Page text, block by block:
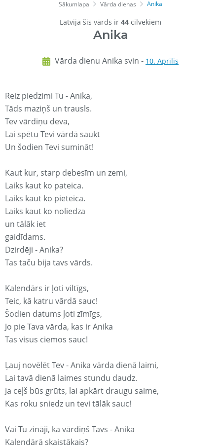
Sākumlapa Vārda dienas Anika
Latvijā šis vārds ir 44 cilvēkiem
Anika
Vārda dienu Anika svin - 10. Aprīlis
Reiz piedzimi Tu - Anika,
Tāds maziņš un trausls.
Tev vārdiņu deva,
Lai spētu Tevi vārdā saukt
Un šodien Tevi sumināt!
Kaut kur, starp debesīm un zemi,
Laiks kaut ko pateica.
Laiks kaut ko pieteica.
Laiks kaut ko noliedza
un tālāk iet
gaidīdams.
Dzirdēji - Anika?
Tas taču bija tavs vārds.
Kalendārs ir ļoti viltīgs,
Teic, kā katru vārdā sauc!
Šodien datums ļoti zīmīgs,
Jo pie Tava vārda, kas ir Anika
Tas visus ciemos sauc!
Ļauj novēlēt Tev - Anika vārda dienā laimi,
Lai tavā dienā laimes stundu daudz.
Ja ceļš būs grūts, lai apkārt draugu saime,
Kas roku sniedz un tevi tālāk sauc!
Vai Tu zināji, ka vārdiņš Tavs - Anika
Kalendārā skaistākais?